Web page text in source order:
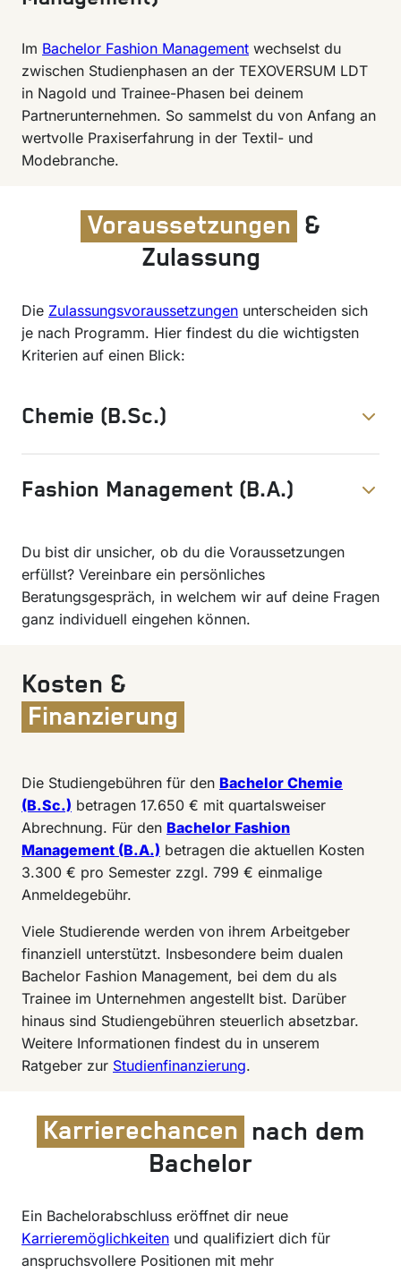
Im Bachelor Fashion Management wechselst du
zwischen Studienphasen an der TEXOVERSUM LDT
in Nagold und Trainee-Phasen bei deinem
Partnerunternehmen. So sammelst du von Anfang an
wertvolle Praxiserfahrung in der Textil- und
Modebranche.
Voraussetzungen &
Zulassung
Die Zulassungsvoraussetzungen unterscheiden sich
je nach Programm. Hier findest du die wichtigsten
Kriterien auf einen Blick:
Chemie (B.Sc.)
Fashion Management (B.A.)
Du bist dir unsicher, ob du die Voraussetzungen
erfüllst? Vereinbare ein persönliches
Beratungsgespräch, in welchem wir auf deine Fragen
ganz individuell eingehen können.
Kosten &
Finanzierung
Die Studiengebühren für den Bachelor Chemie
(B.Sc.) betragen 17.650 € mit quartalsweiser
Abrechnung. Für den Bachelor Fashion
Management (B.A.) betragen die aktuellen Kosten
3.300 € pro Semester zzgl. 799 € einmalige
Anmeldegebühr.
Viele Studierende werden von ihrem Arbeitgeber
finanziell unterstützt. Insbesondere beim dualen
Bachelor Fashion Management, bei dem du als
Trainee im Unternehmen angestellt bist. Darüber
hinaus sind Studiengebühren steuerlich absetzbar.
Weitere Informationen findest du in unserem
Ratgeber zur Studienfinanzierung.
Karrierechancen nach dem
Bachelor
Ein Bachelorabschluss eröffnet dir neue
Karrieremöglichkeiten und qualifiziert dich für
anspruchsvollere Positionen mit mehr